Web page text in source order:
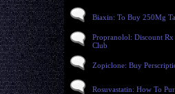
Biaxin: To Buy 250Mg
Propranolol: Discount Rx
Club
Zopiclone: Buy
Rosuvastatin: How To